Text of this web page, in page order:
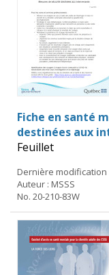
Fiche en santé
destinées aux
Feuillet
Dernière modification
Auteur : MSSS
No. 20-210-83W